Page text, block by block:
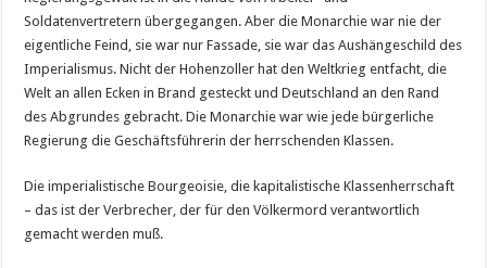
Soldatenvertretern übergegangen. Aber die Monarchie war nie der
eigentliche Feind, sie war nur Fassade, sie war das Aushängeschild des
Imperialismus. Nicht der Hohenzoller hat den Weltkrieg entfacht, die
Welt an allen Ecken in Brand gesteckt und Deutschland an den Rand
des Abgrundes gebracht. Die Monarchie war wie jede bürgerliche
Regierung die Geschäftsführerin der herrschenden Klassen.
Die imperialistische Bourgeoisie, die kapitalistische Klassenherrschaft
– das ist der Verbrecher, der für den Völkermord verantwortlich
gemacht werden muß.